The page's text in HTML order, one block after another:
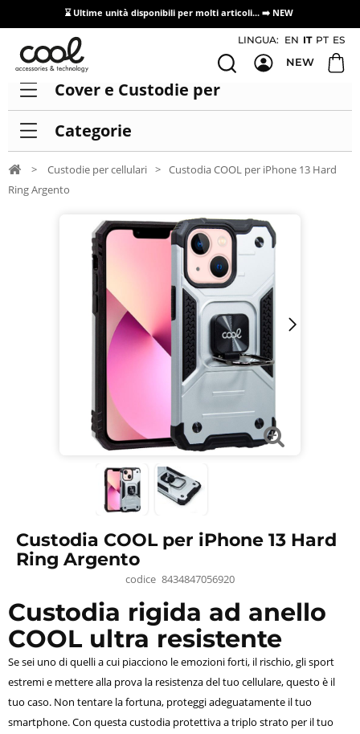
⌛ Ultime unità disponibili per molti articoli... ➡️ NEW
Accesso/registrazione distributori
LINGUA: EN IT PT ES
NEW
Cover e Custodie per
Categorie
> Custodie per cellulari > Custodia COOL per iPhone 13 Hard
Ring Argento
Custodia COOL per iPhone 13 Hard
Ring Argento
codice 8434847056920
Custodia rigida ad anello
COOL ultra resistente
Se sei uno di quelli a cui piacciono le emozioni forti, il rischio, gli sport
estremi e mettere alla prova la resistenza del tuo cellulare, questo è il
tuo caso. Non tentare la fortuna, proteggi adeguatamente il tuo
smartphone. Con questa custodia protettiva a triplo strato per il tuo